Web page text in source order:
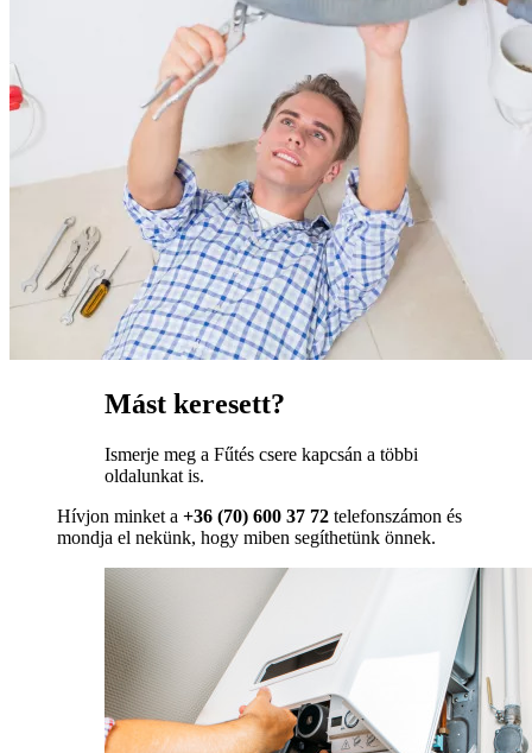
Mást keresett?
Ismerje meg a Fűtés csere kapcsán a többi
oldalunkat is.
Hívjon minket a +36 (70) 600 37 72 telefonszámon és
mondja el nekünk, hogy miben segíthetünk önnek.